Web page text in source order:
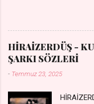
Silinmis yarıda. Hasretin
Yaralı adamım.
kalbimde Bir sızı
dile şevên min Teng e
geceler Sensiz her
HİRAİZERDÜŞ -
ŞARKI SÖZLERİ
- Temmuz 23, 2025